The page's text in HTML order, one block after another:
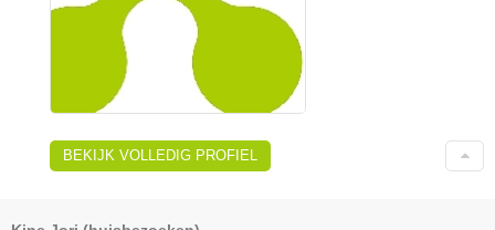
BEKIJK VOLLEDIG PROFIEL